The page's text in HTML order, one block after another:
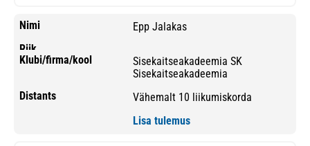
Epp Jalakas
Sisekaitseakadeemia SK
Sisekaitseakadeemia
Vähemalt 10 liikumiskorda
Lisa tulemus